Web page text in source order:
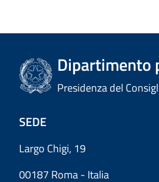
Dipartimento
Presidenza del
SEDE
Largo Chigi, 19
00187 Roma - Italia